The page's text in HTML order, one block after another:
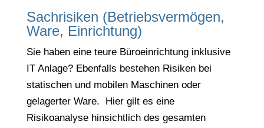
Sachrisiken (Betriebsvermögen,
Ware, Einrichtung)
Sie haben eine teure Büroeinrichtung inklusive
IT Anlage? Ebenfalls bestehen Risiken bei
statischen und mobilen Maschinen oder
gelagerter Ware. Hier gilt es eine
Risikoanalyse hinsichtlich des gesamten